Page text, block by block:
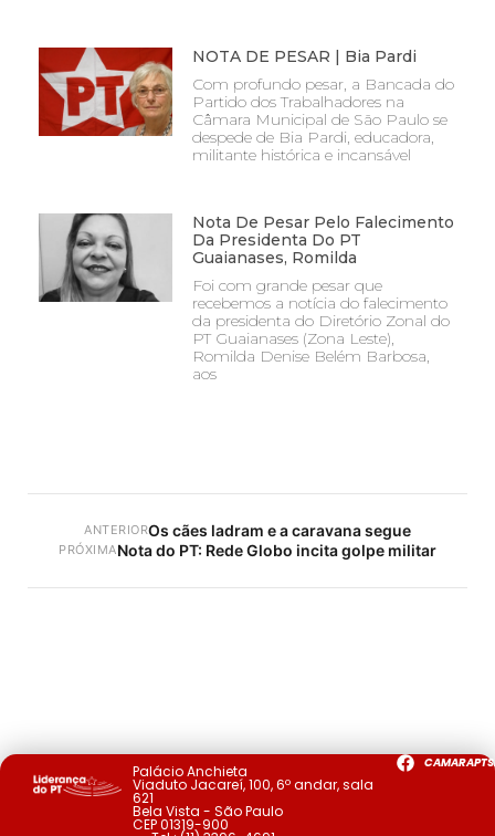
NOTA DE PESAR | Bia Pardi
Com profundo pesar, a Bancada do
Partido dos Trabalhadores na
Câmara Municipal de São Paulo se
despede de Bia Pardi, educadora,
militante histórica e incansável
Nota De Pesar Pelo Falecimento
Da Presidenta Do PT
Guaianases, Romilda
Foi com grande pesar que
recebemos a notícia do falecimento
da presidenta do Diretório Zonal do
PT Guaianases (Zona Leste),
Romilda Denise Belém Barbosa,
aos
ANTERIOROs cães ladram e a caravana segue
PRÓXIMANota do PT: Rede Globo incita golpe militar
Palácio Anchieta
Viaduto Jacareí, 100, 6º andar, sala
621
Bela Vista - São Paulo
CEP 01319-900